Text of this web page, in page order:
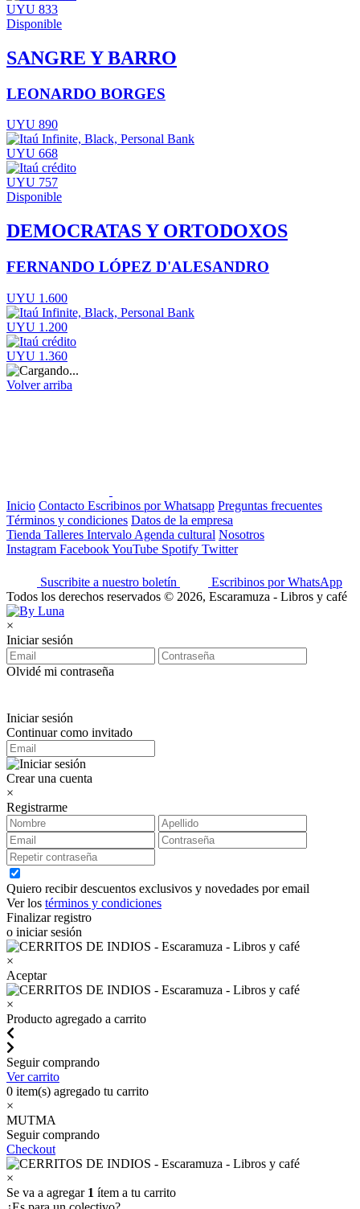
UYU 833
Disponible
SANGRE Y BARRO
LEONARDO BORGES
UYU 890
UYU 668
UYU 757
Disponible
DEMOCRATAS Y ORTODOXOS
FERNANDO LÓPEZ D'ALESANDRO
UYU 1.600
UYU 1.200
UYU 1.360
Volver arriba
Inicio Contacto Escribinos por Whatsapp Preguntas frecuentes
Términos y condiciones Datos de la empresa
Tienda Talleres Intervalo Agenda cultural Nosotros
Instagram FacebookYouTube Spotify Twitter
Suscribite a nuestro boletín
Escribinos por WhatsApp
Todos los derechos reservados © 2026, Escaramuza - Libros y café
×
Iniciar sesión
Olvidé mi contraseña
Iniciar sesión
Continuar como invitado
Crear una cuenta
×
Registrarme
Quiero recibir descuentos exclusivos y novedades por email
Ver los términos y condiciones
Finalizar registro
o iniciar sesión
×
Aceptar
×
Producto agregado a carrito
Seguir comprando
Ver carrito
0 item(s) agregado tu carrito
×
MUTMA
Seguir comprando
Checkout
×
Se va a agregar 1 ítem a tu carrito